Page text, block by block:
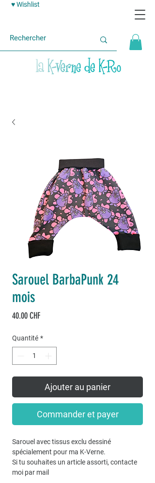
♥ Wishlist
Sarouel BarbaPunk 24
mois
40.00 CHFPrix
Quantité *
Ajouter au panier
Commander et payer
Sarouel avec tissus exclu dessiné
spécialement pour ma K-Verne.
Si tu souhaites un article assorti, contacte
moi par mail